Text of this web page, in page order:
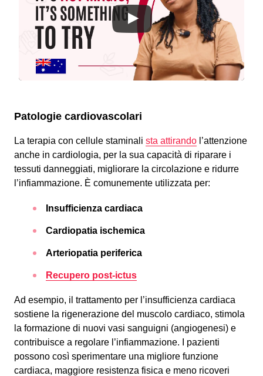
Patologie cardiovascolari
La terapia con cellule staminali sta attirando l’attenzione
anche in cardiologia, per la sua capacità di riparare i
tessuti danneggiati, migliorare la circolazione e ridurre
l’infiammazione. È comunemente utilizzata per:
Insufficienza cardiaca
Cardiopatia ischemica
Arteriopatia periferica
Recupero post-ictus
Ad esempio, il trattamento per l’insufficienza cardiaca
sostiene la rigenerazione del muscolo cardiaco, stimola
la formazione di nuovi vasi sanguigni (angiogenesi) e
contribuisce a regolare l’infiammazione. I pazienti
possono così sperimentare una migliore funzione
cardiaca, maggiore resistenza fisica e meno ricoveri